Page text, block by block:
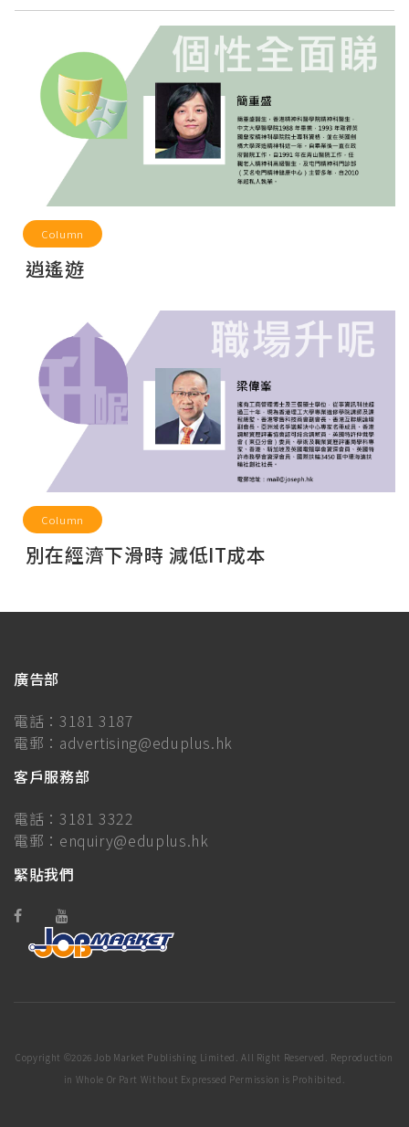
Column
逍遙遊
Column
別在經濟下滑時 減低IT成本
廣告部
電話： 3181 3187
電郵： advertising@eduplus.hk
客戶服務部
電話： 3181 3322
電郵： enquiry@eduplus.hk
緊貼我們
Copyright ©2026 Job Market Publishing Limited. All Right Reserved. Reproduction
in Whole Or Part Without Expressed Permission is Prohibited.